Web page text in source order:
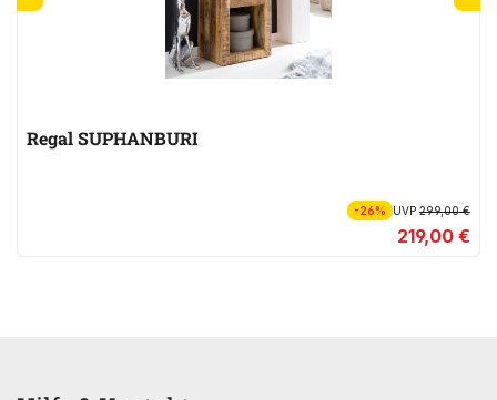
Regal SUPHANBURI
-26% UVP299,00 €
219,00 €